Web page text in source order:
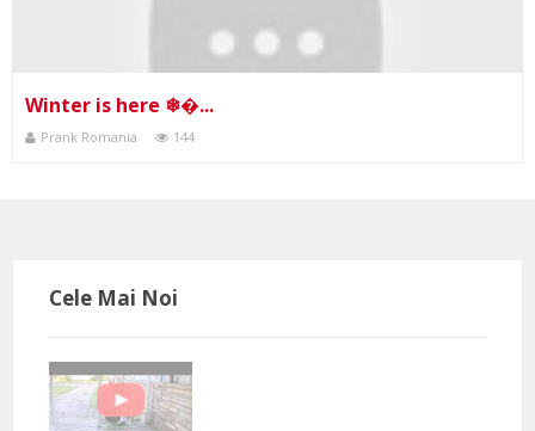
Winter is here ❄�...
Prank Romania 144
Cele Mai Noi